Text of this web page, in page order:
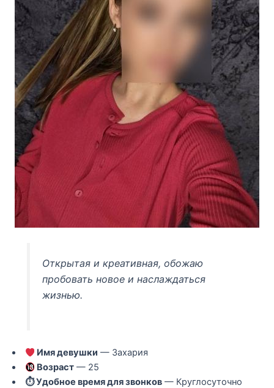
Открытая и креативная, обожаю
пробовать новое и наслаждаться
жизнью.
Имя девушки — Захария
Возраст — 25
⏱ Удобное время для звонков— Круглосуточно